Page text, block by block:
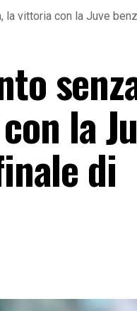
la vittoria con la Juve
la
di